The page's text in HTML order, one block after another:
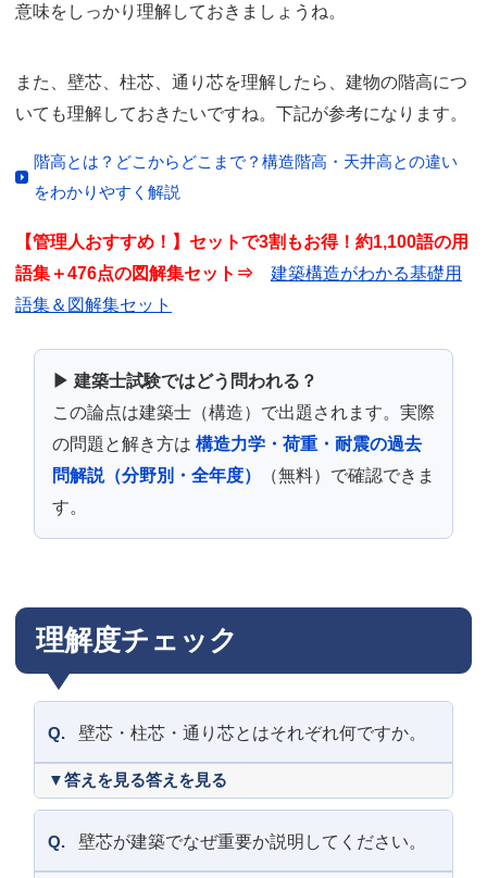
意味をしっかり理解しておきましょうね。
また、壁芯、柱芯、通り芯を理解したら、建物の階高につ
いても理解しておきたいですね。下記が参考になります。
階高とは？どこからどこまで？構造階高・天井高との違い
をわかりやすく解説
【管理人おすすめ！】セットで3割もお得！約1,100語の用
語集＋476点の図解集セット⇒ 建築構造がわかる基礎用
語集＆図解集セット
▶ 建築士試験ではどう問われる？
この論点は建築士（構造）で出題されます。実際
の問題と解き方は 構造力学・荷重・耐震の過去
問解説（分野別・全年度）
（無料）で確認できま
す。
理解度チェック
Q. 壁芯・柱芯・通り芯とはそれぞれ何ですか。
答えを見る
Q. 壁芯が建築でなぜ重要か説明してください。